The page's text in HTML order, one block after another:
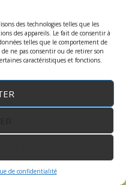
des technologies telles que les
des appareils. Le fait de consentir à
telles que le comportement de
ne pas consentir ou de retirer son
caractéristiques et fonctions.
de confidentialité
Jeux&fruitfulcode-
-